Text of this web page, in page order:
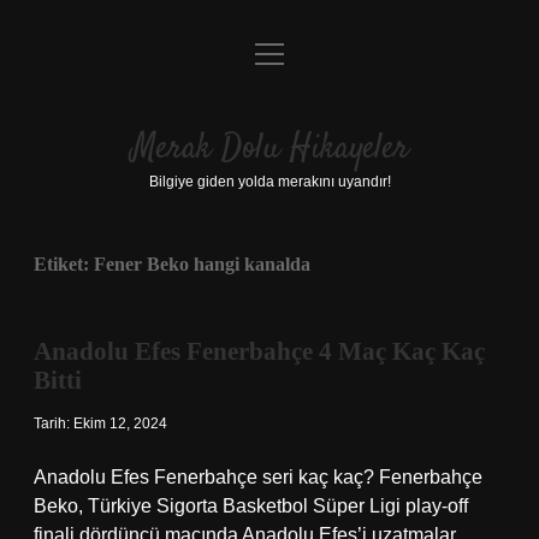
Anasayfa
Yasal Uyarı
menüyü
Merak Dolu Hikayeler
Bilgiye giden yolda merakını uyandır!
Etiket: Fener Beko hangi kanalda
Anadolu Efes Fenerbahçe 4 Maç Kaç Kaç
Bitti
Tarih: Ekim 12, 2024
Anadolu Efes Fenerbahçe seri kaç kaç? Fenerbahçe
Beko, Türkiye Sigorta Basketbol Süper Ligi play-off
finali dördüncü maçında Anadolu Efes’i uzatmalar